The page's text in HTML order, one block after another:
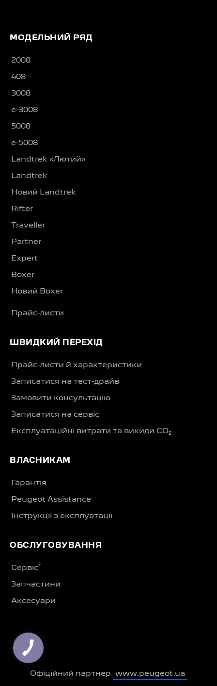
МОДЕЛЬНИЙ РЯД
2008
408
3008
e-3008
5008
e-5008
Landtrek «Лютий»
Landtrek
Новий Landtrek
Rifter
Traveller
Partner
Expert
Boxer
Новий Boxer
Прайс-листи
ШВИДКИЙ ПЕРЕХІД
Прайс-листи й характеристики
Записатися на тест-драйв
Замовити консультацію
Записатися на сервіс
Експлуатаційні витрати та викиди CO₂
ВЛАСНИКАМ
Гарантія
Peugeot Assistance
Інструкції з експлуатації
ОБСЛУГОВУВАННЯ
Сервіс®
Запчастини
Аксесуари
Офіційний партнер www.peugeot.ua